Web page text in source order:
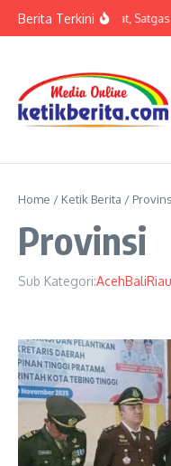
Berita Terkini
Meningkat, Satgas PASTI
Home / Ketik Berita /
Provinsi
Sub Kategori:AcehBaliRiau